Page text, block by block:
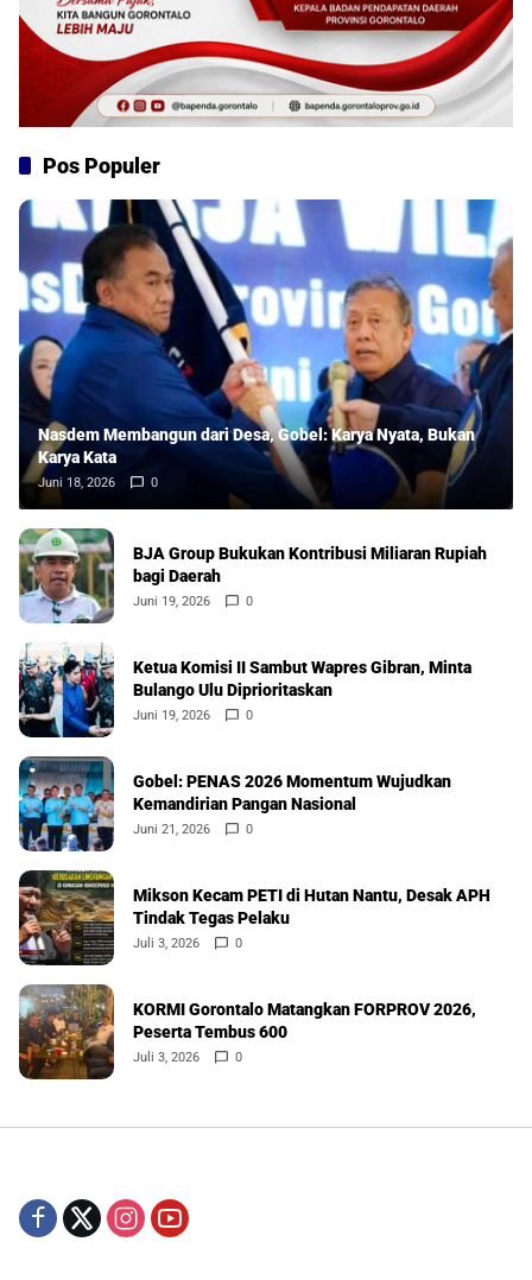
Pos Populer
Nasdem Membangun dari Desa, Gobel: Karya Nyata, Bukan
Karya Kata
Juni 18, 2026 0
BJA Group Bukukan Kontribusi Miliaran Rupiah
bagi Daerah
Juni 19, 2026 0
Ketua Komisi II Sambut Wapres Gibran, Minta
Bulango Ulu Diprioritaskan
Juni 19, 2026 0
Gobel: PENAS 2026 Momentum Wujudkan
Kemandirian Pangan Nasional
Juni 21, 2026 0
Mikson Kecam PETI di Hutan Nantu, Desak APH
Tindak Tegas Pelaku
Juli 3, 2026 0
KORMI Gorontalo Matangkan FORPROV 2026,
Peserta Tembus 600
Juli 3, 2026 0